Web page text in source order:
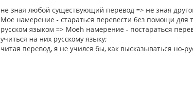
не зная любой существующий перевод => не зная
Мое намерение - стараться перевести без помощи
русском языком => Моеh намерение - постараться
учиться на них русскому языку;
читая перевод, я не учился бы, как высказываться но-